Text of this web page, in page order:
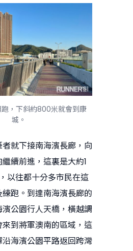
，下斜約800米就會到康
城。
就下接南海濱長廊，向
續前進，這裏是大約1
以往都十分多市民在這
跑。到達南海濱長廊的
公園行人天橋，橫越調
到將軍澳南的區域，這
海濱公園平路返回跨灣